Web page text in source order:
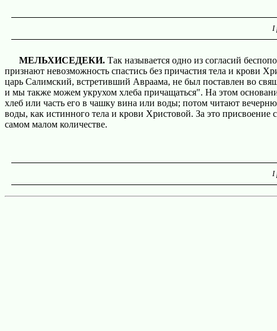
I
МЕЛЬХИСЕДЕКИ. Так называется одно из согласий
признают невозможность спастись без причастия тела и крови
царь Салимский, встретивший Авраама, не был поставлен во
и мы также можем укрухом хлеба причащаться". На этом
хлеб или часть его в чашку вина или воды; потом читают
воды, как истинного тела и крови Христовой. За это присвоение
самом малом количестве.
I